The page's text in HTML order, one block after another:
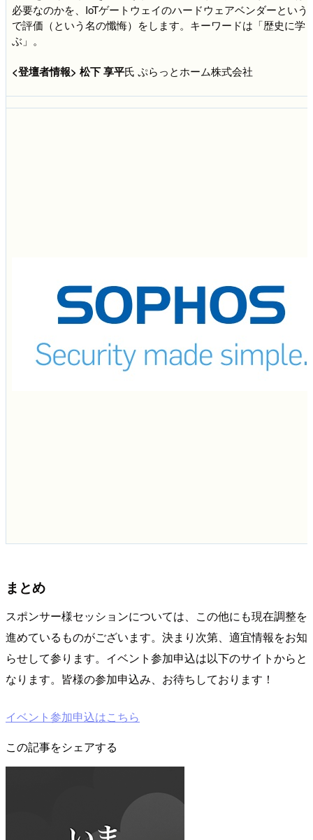
必要なのかを、IoTゲートウェイのハードウェアベンダーという
で評価（という名の懺悔）をします。キーワードは「歴史に学
ぶ」。
<登壇者情報> 松下 享平氏 ぷらっとホーム株式会社
まとめ
スポンサー様セッションについては、この他にも現在調整を
進めているものがございます。決まり次第、適宜情報をお知
らせして参ります。イベント参加申込は以下のサイトからと
なります。皆様の参加申込み、お待ちしております！
イベント参加申込はこちら
この記事をシェアする